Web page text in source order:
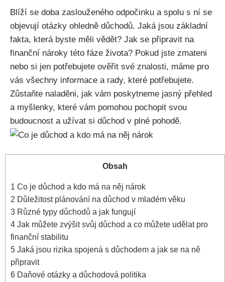
Blíží se doba zaslouženého odpočinku a spolu s ní se
objevují otázky ohledně důchodů. Jaká jsou základní
fakta, která byste měli vědět? Jak se připravit na
finanční nároky této fáze života? Pokud jste zmateni
nebo si jen potřebujete ověřit své znalosti, máme pro
vás všechny informace a rady, které potřebujete.
Zůstaňte naladěni, jak vám poskytneme jasný přehled
a myšlenky, které vám pomohou pochopit svou
budoucnost a užívat si důchod v plné pohodě.
Obsah
1 Co je důchod a kdo má na něj nárok
2 Důležitost plánování na důchod v mladém věku
3 Různé typy důchodů a jak fungují
4 Jak můžete zvýšit svůj důchod a co můžete udělat pro
finanční stabilitu
5 Jaká jsou rizika spojená s důchodem a jak se na ně
připravit
6 Daňové otázky a důchodová politika